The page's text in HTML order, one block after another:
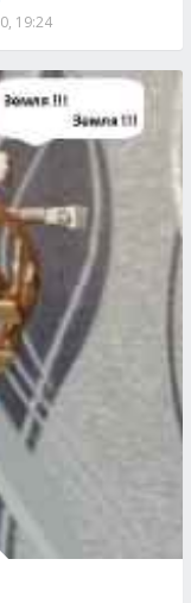
19:24